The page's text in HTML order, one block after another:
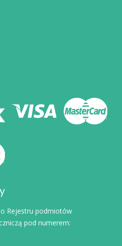
Rejestru podmiotów
pod numerem: